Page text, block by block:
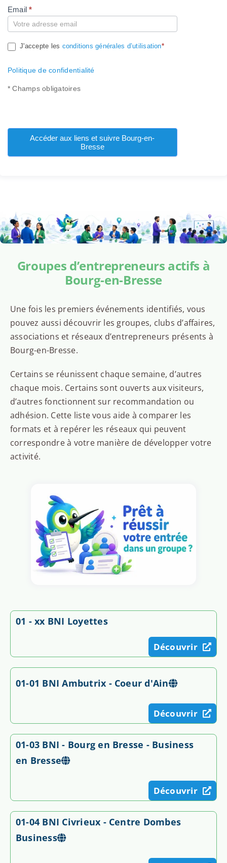
Compte
Email*
J'accepte les conditions générales d’utilisation*
Politique de confidentialité
* Champs obligatoires
Accéder aux liens et suivre Bourg-en-
Bresse
Groupes d’entrepreneurs actifs à
Bourg-en-Bresse
Une fois les premiers événements identifiés, vous
pouvez aussi découvrir les groupes, clubs d’affaires,
associations et réseaux d’entrepreneurs présents à
Bourg-en-Bresse.
Certains se réunissent chaque semaine, d’autres
chaque mois. Certains sont ouverts aux visiteurs,
d’autres fonctionnent sur recommandation ou
adhésion. Cette liste vous aide à comparer les
formats et à repérer les réseaux qui peuvent
correspondre à votre manière de développer votre
activité.
01 - xx BNI Loyettes
Découvrir
01-01 BNI Ambutrix - Coeur d'Ain
Découvrir
01-03 BNI - Bourg en Bresse - Business
en Bresse
Découvrir
01-04 BNI Civrieux - Centre Dombes
Business